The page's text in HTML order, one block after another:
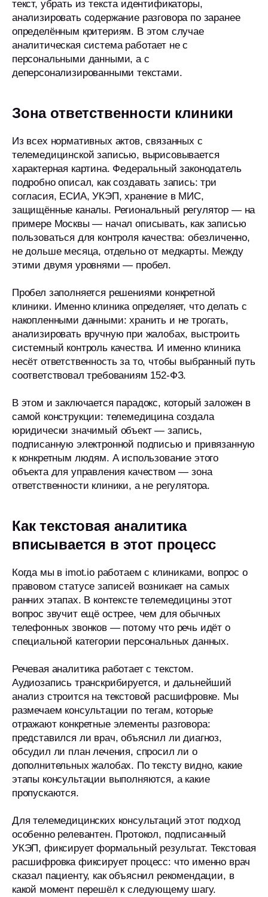
текст, убрать из текста идентификаторы,
анализировать содержание разговора по заранее
определённым критериям. В этом случае
аналитическая система работает не с
персональными данными, а с
деперсонализированными текстами.
Зона ответственности клиники
Из всех нормативных актов, связанных с
телемедицинской записью, вырисовывается
характерная картина. Федеральный законодатель
подробно описал, как создавать запись: три
согласия, ЕСИА, УКЭП, хранение в МИС,
защищённые каналы. Региональный регулятор — на
примере Москвы — начал описывать, как записью
пользоваться для контроля качества: обезличенно,
не дольше месяца, отдельно от медкарты. Между
этими двумя уровнями — пробел.
Пробел заполняется решениями конкретной
клиники. Именно клиника определяет, что делать с
накопленными данными: хранить и не трогать,
анализировать вручную при жалобах, выстроить
системный контроль качества. И именно клиника
несёт ответственность за то, чтобы выбранный путь
соответствовал требованиям 152-ФЗ.
В этом и заключается парадокс, который заложен в
самой конструкции: телемедицина создала
юридически значимый объект — запись,
подписанную электронной подписью и привязанную
к конкретным людям. А использование этого
объекта для управления качеством — зона
ответственности клиники, а не регулятора.
Как текстовая аналитика
вписывается в этот процесс
Когда мы в imot.io работаем с клиниками, вопрос о
правовом статусе записей возникает на самых
ранних этапах. В контексте телемедицины этот
вопрос звучит ещё острее, чем для обычных
телефонных звонков — потому что речь идёт о
специальной категории персональных данных.
Речевая аналитика работает с текстом.
Аудиозапись транскрибируется, и дальнейший
анализ строится на текстовой расшифровке. Мы
размечаем консультации по тегам, которые
отражают конкретные элементы разговора:
представился ли врач, объяснил ли диагноз,
обсудил ли план лечения, спросил ли о
дополнительных жалобах. По тексту видно, какие
этапы консультации выполняются, а какие
пропускаются.
Для телемедицинских консультаций этот подход
особенно релевантен. Протокол, подписанный
УКЭП, фиксирует формальный результат. Текстовая
расшифровка фиксирует процесс: что именно врач
сказал пациенту, как объяснил рекомендации, в
какой момент перешёл к следующему шагу.